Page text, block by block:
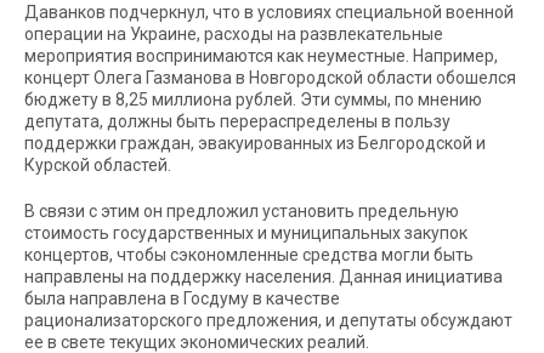
Даванков подчеркнул, что в условиях специальной военной
операции на Украине, расходы на развлекательные
мероприятия воспринимаются как неуместные. Например,
концерт Олега Газманова в Новгородской области обошелся
бюджету в 8,25 миллиона рублей. Эти суммы, по мнению
депутата, должны быть перераспределены в пользу
поддержки граждан, эвакуированных из Белгородской и
Курской областей.
В связи с этим он предложил установить предельную
стоимость государственных и муниципальных закупок
концертов, чтобы сэкономленные средства могли быть
направлены на поддержку населения. Данная инициатива
была направлена в Госдуму в качестве
рационализаторского предложения, и депутаты обсуждают
ее в свете текущих экономических реалий.